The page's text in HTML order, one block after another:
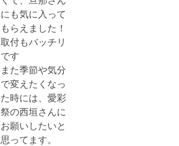
にも気に入って
もらえました！
取付もバッチリ
です
また季節や気分
で変えたくなっ
た時には、愛彩
祭の西垣さんに
お願いしたいと
思ってます。